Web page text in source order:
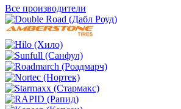
Все производители